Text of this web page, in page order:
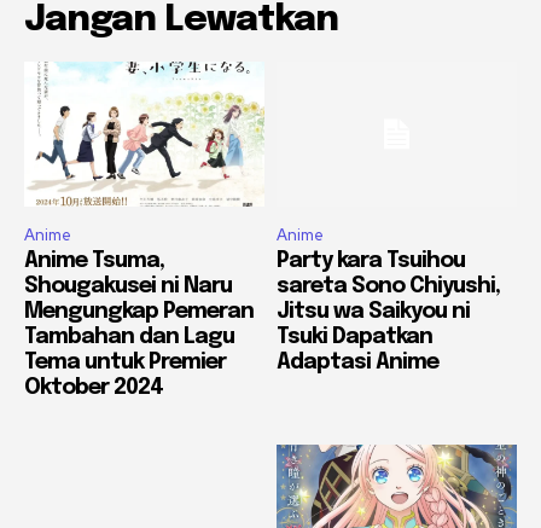
Jangan Lewatkan
Anime
Anime Tsuma,
Shougakusei ni Naru
Mengungkap Pemeran
Tambahan dan Lagu
Tema untuk Premier
Oktober 2024
Anime
Party kara Tsuihou
sareta Sono Chiyushi,
Jitsu wa Saikyou ni
Tsuki Dapatkan
Adaptasi Anime